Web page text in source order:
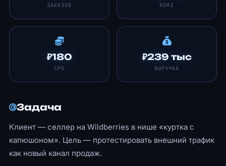
ЗАКАЗОВ ROMI
₽180
CPO
₽239 тыс
ВЫРУЧКА
Задача
Клиент — селлер на Wildberries в нише «куртка с
капюшоном». Цель — протестировать внешний трафик
как новый канал продаж.